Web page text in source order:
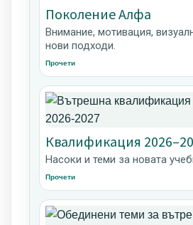
Поколение Алфа
Внимание, мотивация,
нови подходи.
Прочети
Квалификация
Насоки и теми за новата
Прочети